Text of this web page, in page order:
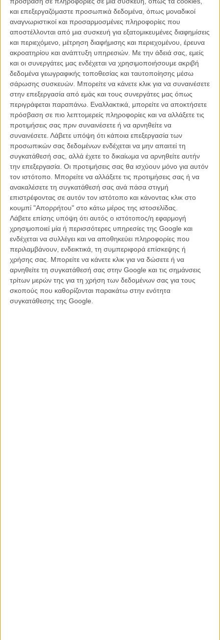
και επεξεργαζόμαστε προσωπικά δεδομένα, όπως μοναδικοί
αναγνωριστικοί και προσαρμοσμένες πληροφορίες που
αποστέλλονται από μια συσκευή για εξατομικευμένες διαφημίσεις
και περιεχόμενο, μέτρηση διαφήμισης και περιεχομένου, έρευνα
ακροατηρίου και ανάπτυξη υπηρεσιών. Με την άδειά σας, εμείς
και οι συνεργάτες μας ενδέχεται να χρησιμοποιήσουμε ακριβή
δεδομένα γεωγραφικής τοποθεσίας και ταυτοποίησης μέσω
σάρωσης συσκευών. Μπορείτε να κάνετε κλικ για να συναινέσετε
στην επεξεργασία από εμάς και τους συνεργάτες μας όπως
περιγράφεται παραπάνω. Εναλλακτικά, μπορείτε να αποκτήσετε
πρόσβαση σε πιο λεπτομερείς πληροφορίες και να αλλάξετε τις
προτιμήσεις σας πριν συναινέσετε ή να αρνηθείτε να
συναινέσετε. Λάβετε υπόψη ότι κάποια επεξεργασία των
προσωπικών σας δεδομένων ενδέχεται να μην απαιτεί τη
συγκατάθεσή σας, αλλά έχετε το δικαίωμα να αρνηθείτε αυτήν
την επεξεργασία. Οι προτιμήσεις σας θα ισχύουν μόνο για αυτόν
τον ιστότοπο. Μπορείτε να αλλάξετε τις προτιμήσεις σας ή να
ανακαλέσετε τη συγκατάθεσή σας ανά πάσα στιγμή
επιστρέφοντας σε αυτόν τον ιστότοπο και κάνοντας κλικ στο
κουμπί "Απορρήτου" στο κάτω μέρος της ιστοσελίδας.
Λάβετε επίσης υπόψη ότι αυτός ο ιστότοπος/η εφαρμογή
χρησιμοποιεί μία ή περισσότερες υπηρεσίες της Google και
ενδέχεται να συλλέγει και να αποθηκεύει πληροφορίες που
περιλαμβάνουν, ενδεικτικά, τη συμπεριφορά επίσκεψης ή
χρήσης σας. Μπορείτε να κάνετε κλικ για να δώσετε ή να
αρνηθείτε τη συγκατάθεσή σας στην Google και τις σημάνσεις
τρίτων μερών της για τη χρήση των δεδομένων σας για τους
σκοπούς που καθορίζονται παρακάτω στην ενότητα
συγκατάθεσης της Google.